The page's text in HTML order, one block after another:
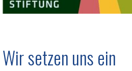
Wir setzen uns ein